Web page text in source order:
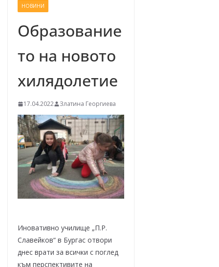
НОВИНИ
Образование
то на новото
хилядолетие
17.04.2022 Златина Георгиева
Иновативно училище „П.Р.
Славейков“ в Бургас отвори
днес врати за всички с поглед
към перспективите на